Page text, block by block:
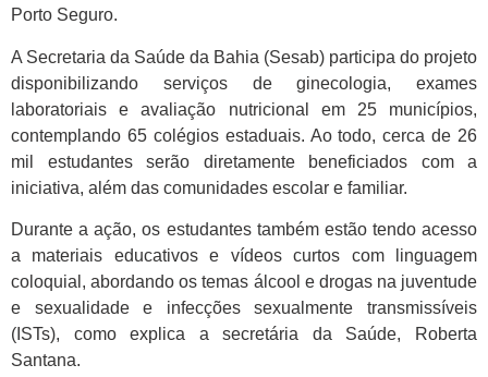
Porto Seguro.
A Secretaria da Saúde da Bahia (Sesab) participa do projeto
disponibilizando serviços de ginecologia, exames
laboratoriais e avaliação nutricional em 25 municípios,
contemplando 65 colégios estaduais. Ao todo, cerca de 26
mil estudantes serão diretamente beneficiados com a
iniciativa, além das comunidades escolar e familiar.
Durante a ação, os estudantes também estão tendo acesso
a materiais educativos e vídeos curtos com linguagem
coloquial, abordando os temas álcool e drogas na juventude
e sexualidade e infecções sexualmente transmissíveis
(ISTs), como explica a secretária da Saúde, Roberta
Santana.